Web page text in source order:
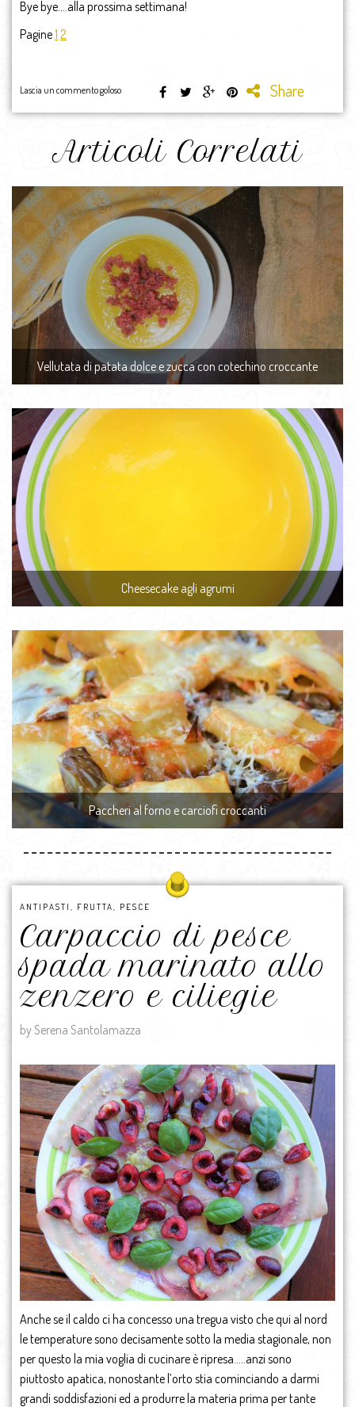
Bye bye….alla prossima settimana!
Pagine1 2
Lascia un commento goloso Share
Articoli Correlati
Vellutata di patata dolce e zucca con cotechino croccante
Cheesecake agli agrumi
Paccheri al forno e carciofi croccanti
ANTIPASTI FRUTTA PESCE
Carpaccio di pesce
spada marinato allo
zenzero e ciliegie
by Serena Santolamazza
Anche se il caldo ci ha concesso una tregua visto che qui al nord
le temperature sono decisamente sotto la media stagionale, non
per questo la mia voglia di cucinare è ripresa…..anzi sono
piuttosto apatica, nonostante l’orto stia cominciando a darmi
grandi soddisfazioni ed a produrre la materia prima per tante